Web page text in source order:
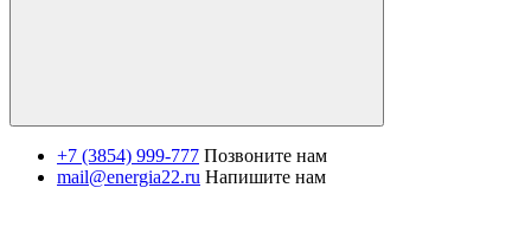
+7 (3854) 999-777 Позвоните нам
mail@energia22.ru Напишите нам